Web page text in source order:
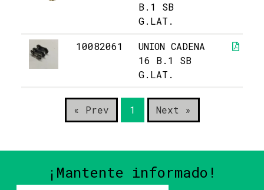
B.1 SB
G.LAT.
10082061
UNION CADENA
16 B.1 SB
G.LAT.
« Prev 1 Next »
¡Mantente informado!